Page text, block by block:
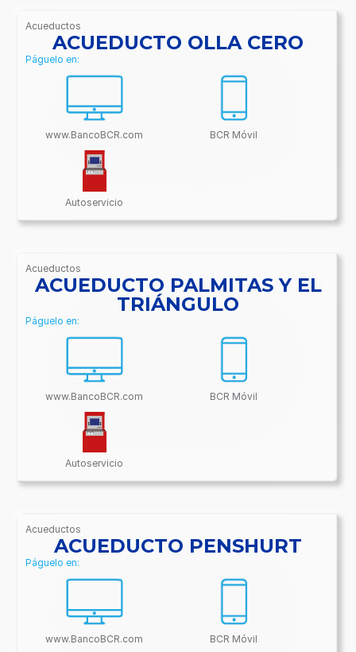
Acueductos
/BancoBCR-
Contenido/Conectividades/Acueductos
ACUEDUCTO OLLA CERO
Páguelo en:
www.BancoBCR.com BCR Móvil
Autoservicio
Acueductos
/BancoBCR-
Contenido/Conectividades/Acueductos
ACUEDUCTO PALMITAS Y EL
TRIÁNGULO
Páguelo en:
www.BancoBCR.com BCR Móvil
Autoservicio
Acueductos
/BancoBCR-
Contenido/Conectividades/Acueductos
ACUEDUCTO PENSHURT
Páguelo en:
www.BancoBCR.com BCR Móvil